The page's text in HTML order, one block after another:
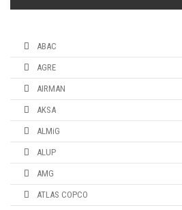
ABAC
AGRE
AIRMAN
AKSA
ALMiG
ALUP
AMG
ATLAS COPCO